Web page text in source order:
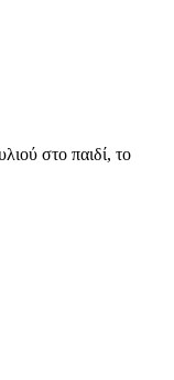
στο παιδί, το